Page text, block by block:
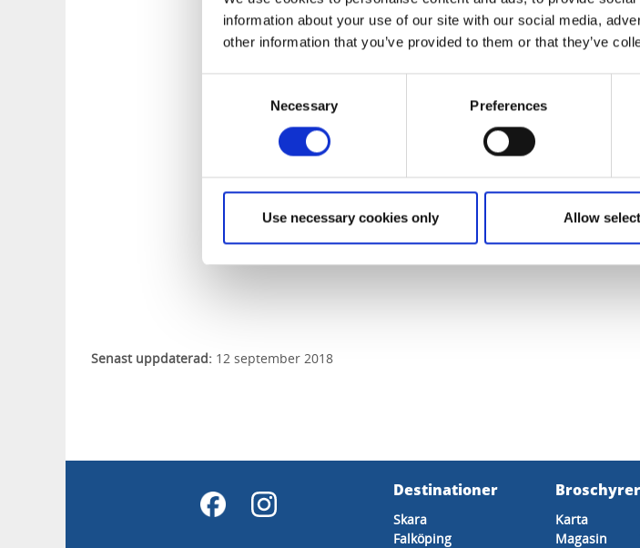
information about your use of our site with our social media,
other information that you’ve provided to them or that they’ve
Necessary Preferences
Use necessary cookies only Allow
Pilgrimens sju nyckelord
1. Frihet
2. Enkelhet
3. Tystnad
4. Bekymmerslöshet
Senast uppdaterad: 12 september 2018
Destinationer
Skara
Falköping
Broschyrer
Karta
Magasin